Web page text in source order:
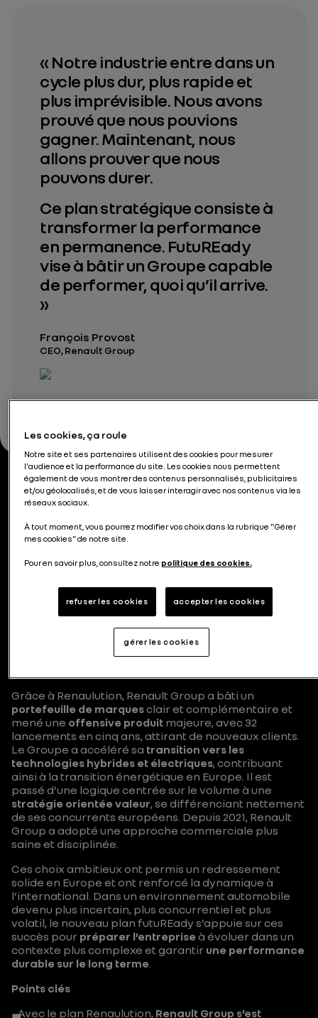
« Notre industrie entre dans un
cycle plus dur, plus rapide et
plus imprévisible. Nous avons
prouvé que nous pouvions
gagner. Maintenant, nous
allons prouver que nous
pouvons durer.
Ce plan stratégique consiste à
transformer la performance
en permanence. FutuREady
vise à bâtir un Groupe capable
de performer, quoi qu’il arrive.
»
François Provost
CEO, Renault Group
Un groupe robuste dans
un marché automobile
en mutation
Avec Renaulution, lancé en 2021, Renault Group a
renforcé ses bases commerciales, technologiques et
opérationnelles. En s’appuyant sur ces
fondamentaux, le Groupe engage une nouvelle
phase stratégique avec le plan futuREady, conçu
pour assurer une performance durable dans un
Grâce à Renaulution, Renault Group a bâti un
portefeuille de marquesclair et complémentaire et
mené une offensive produit majeure, avec 32
lancements en cinq ans, attirant de nouveaux clients.
Le Groupe a accéléré sa transition vers les
technologies hybrides et électriques, contribuant
ainsi à la transition énergétique en Europe. Il est
passé d’une logique centrée sur le volume à une
stratégie orientée valeur, se différenciant nettement
de ses concurrents européens. Depuis 2021, Renault
Group a adopté une approche commerciale plus
saine et disciplinée.
Ces choix ambitieux ont permis un redressement
solide en Europe et ont renforcé la dynamique à
l’international. Dans un environnement automobile
devenu plus incertain, plus concurrentiel et plus
volatil, le nouveau plan futuREady s’appuie sur ces
succès pour préparer l’entreprise à évoluer dans un
contexte plus complexe et garantir une performance
durable sur le long terme.
Points clés
Avec le plan Renaulution, Renault Group s’est
Les cookies, ça roule
Notre site et ses partenaires utilisent des cookies pour mesurer
l'audience et la performance du site. Les cookies nous permettent
également de vous montrer des contenus personnalisés, publicitaires
et/ou géolocalisés, et de vous laisser interagir avec nos contenus via les
réseaux sociaux.
À tout moment, vous pourrez modifier vos choix dans la rubrique "Gérer
mes cookies" de notre site.
Pour en savoir plus, consultez notre politique des cookies.
refuser les cookies accepter les cookies
gérer les cookies